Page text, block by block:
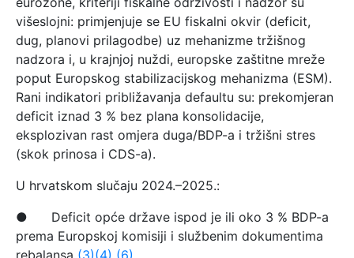
višeslojni: primjenjuje se EU fiskalni okvir (deficit,
dug, planovi prilagodbe) uz mehanizme tržišnog
nadzora i, u krajnjoj nuždi, europske zaštitne mreže
poput Europskog stabilizacijskog mehanizma (ESM).
Rani indikatori približavanja defaultu su: prekomjeran
deficit iznad 3 % bez plana konsolidacije,
eksplozivan rast omjera duga/BDP-a i tržišni stres
(skok prinosa i CDS-a).
U hrvatskom slučaju 2024.–2025.:
● Deficit opće države ispod je ili oko 3 % BDP-a
prema Europskoj komisiji i službenim dokumentima